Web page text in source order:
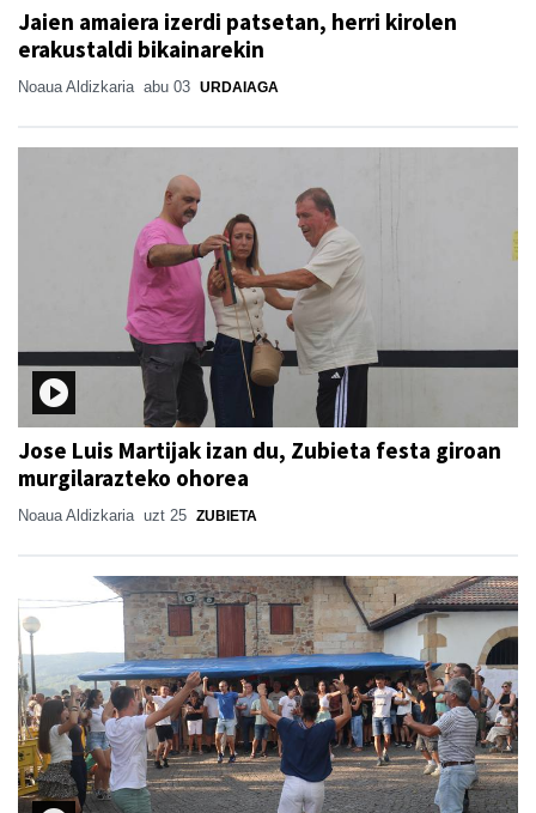
Jaien amaiera izerdi patsetan, herri kirolen
erakustaldi bikainarekin
Noaua Aldizkaria abu 03 URDAIAGA
Jose Luis Martijak izan du, Zubieta festa giroan
murgilarazteko ohorea
Noaua Aldizkaria uzt 25 ZUBIETA